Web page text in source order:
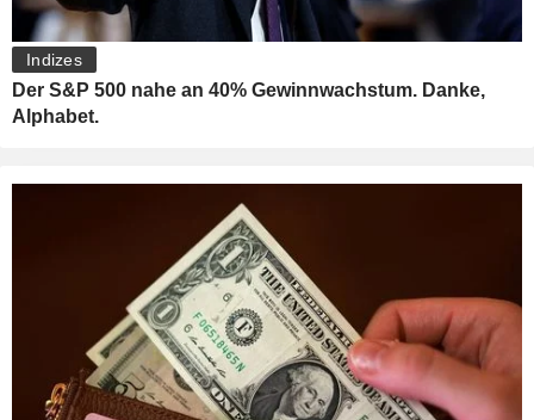
Indizes
Der S&P 500 nahe an 40% Gewinnwachstum. Danke,
Alphabet.